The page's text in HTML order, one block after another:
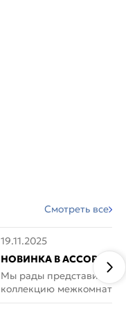
Смотреть все
19.11.2025
НОВИНКА В
ДВЕРИ GLOSSMAT —
НЕОКЛАССИКА И УЮТ
Мы рады представить
коллекцию
GlossMat